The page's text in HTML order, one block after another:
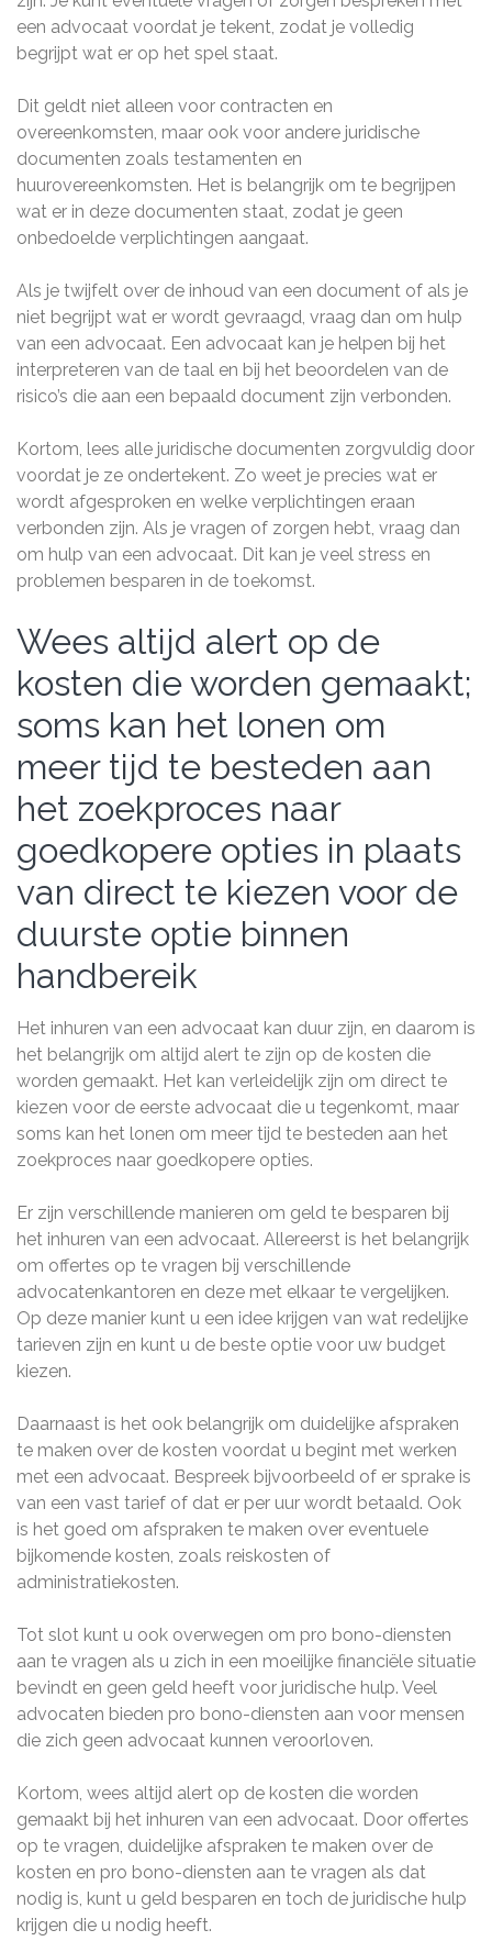
een advocaat voordat je tekent, zodat je volledig
begrijpt wat er op het spel staat.
Dit geldt niet alleen voor contracten en
overeenkomsten, maar ook voor andere juridische
documenten zoals testamenten en
huurovereenkomsten. Het is belangrijk om te begrijpen
wat er in deze documenten staat, zodat je geen
onbedoelde verplichtingen aangaat.
Als je twijfelt over de inhoud van een document of als je
niet begrijpt wat er wordt gevraagd, vraag dan om hulp
van een advocaat. Een advocaat kan je helpen bij het
interpreteren van de taal en bij het beoordelen van de
risico’s die aan een bepaald document zijn verbonden.
Kortom, lees alle juridische documenten zorgvuldig door
voordat je ze ondertekent. Zo weet je precies wat er
wordt afgesproken en welke verplichtingen eraan
verbonden zijn. Als je vragen of zorgen hebt, vraag dan
om hulp van een advocaat. Dit kan je veel stress en
problemen besparen in de toekomst.
Wees altijd alert op de
kosten die worden gemaakt;
soms kan het lonen om
meer tijd te besteden aan
het zoekproces naar
goedkopere opties in plaats
van direct te kiezen voor de
duurste optie binnen
handbereik
Het inhuren van een advocaat kan duur zijn, en daarom is
het belangrijk om altijd alert te zijn op de kosten die
worden gemaakt. Het kan verleidelijk zijn om direct te
kiezen voor de eerste advocaat die u tegenkomt, maar
soms kan het lonen om meer tijd te besteden aan het
zoekproces naar goedkopere opties.
Er zijn verschillende manieren om geld te besparen bij
het inhuren van een advocaat. Allereerst is het belangrijk
om offertes op te vragen bij verschillende
advocatenkantoren en deze met elkaar te vergelijken.
Op deze manier kunt u een idee krijgen van wat redelijke
tarieven zijn en kunt u de beste optie voor uw budget
kiezen.
Daarnaast is het ook belangrijk om duidelijke afspraken
te maken over de kosten voordat u begint met werken
met een advocaat. Bespreek bijvoorbeeld of er sprake is
van een vast tarief of dat er per uur wordt betaald. Ook
is het goed om afspraken te maken over eventuele
bijkomende kosten, zoals reiskosten of
administratiekosten.
Tot slot kunt u ook overwegen om pro bono-diensten
aan te vragen als u zich in een moeilijke financiële situatie
bevindt en geen geld heeft voor juridische hulp. Veel
advocaten bieden pro bono-diensten aan voor mensen
die zich geen advocaat kunnen veroorloven.
Kortom, wees altijd alert op de kosten die worden
gemaakt bij het inhuren van een advocaat. Door offertes
op te vragen, duidelijke afspraken te maken over de
kosten en pro bono-diensten aan te vragen als dat
nodig is, kunt u geld besparen en toch de juridische hulp
krijgen die u nodig heeft.